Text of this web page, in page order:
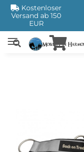
Kostenloser
Versand ab 150
EUR